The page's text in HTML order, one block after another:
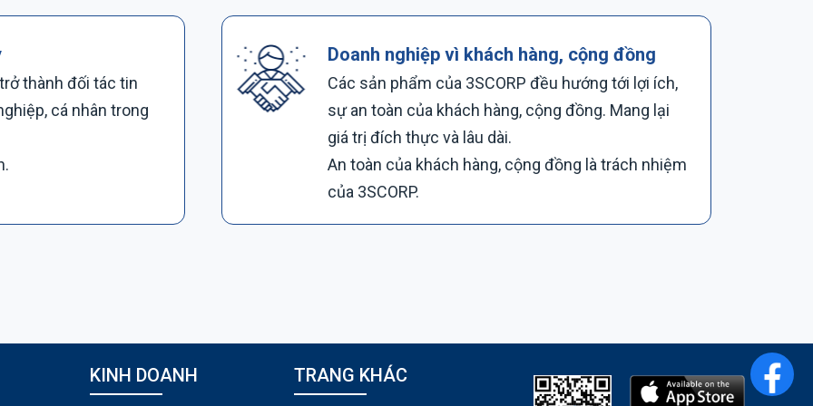
thành đối tác tin
cá nhân trong
Doanh nghiệp vì khách hàng, cộng đồng
Các sản phẩm của 3SCORP đều hướng tới lợi ích,
sự an toàn của khách hàng, cộng đồng. Mang lại
giá trị đích thực và lâu dài.
An toàn của khách hàng, cộng đồng là trách nhiệm
của 3SCORP.
KINH DOANH TRANG KHÁC​